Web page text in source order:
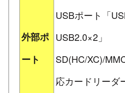
外部ポ
ート
USBポート「
USB2.0×2」
SD(HC/XC)/
応カードリーダ